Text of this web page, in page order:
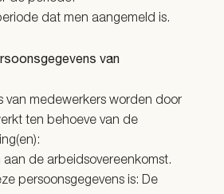
dat men aangemeld is.
van
van medewerkers worden door
ten behoeve van de
aan de arbeidsovereenkomst.
persoonsgegevens is: De